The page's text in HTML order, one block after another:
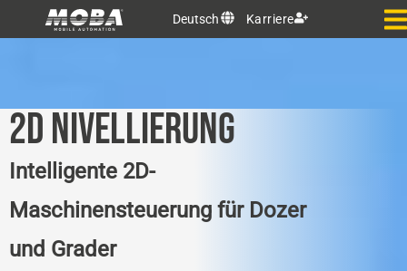
Deutsch Karriere
2D NIVELLIERUNG
Intelligente 2D-
Maschinensteuerung für Dozer
und Grader